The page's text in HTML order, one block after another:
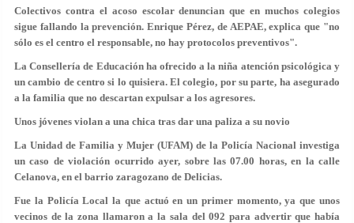
Colectivos contra el acoso escolar denuncian que en muchos colegios
sigue fallando la prevención. Enrique Pérez, de AEPAE, explica que "no
sólo es el centro el responsable, no hay protocolos preventivos".
La Consellería de Educación ha ofrecido a la niña atención psicológica y
un cambio de centro si lo quisiera. El colegio, por su parte, ha asegurado
a la familia que no descartan expulsar a los agresores.
Unos jóvenes violan a una chica tras dar una paliza a su novio
La Unidad de Familia y Mujer (UFAM) de la Policía Nacional investiga
un caso de violación ocurrido ayer, sobre las 07.00 horas, en la calle
Celanova, en el barrio zaragozano de Delicias.
Fue la Policía Local la que actuó en un primer momento, ya que unos
vecinos de la zona llamaron a la sala del 092 para advertir que había